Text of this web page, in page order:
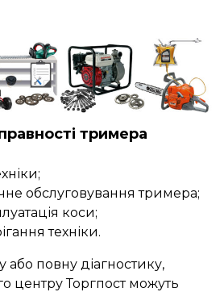
тримера
обслуговування тримера;
коси;
техніки.
або повну діагностику,
центру Торгпост можуть